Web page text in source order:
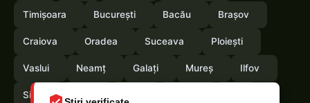
Timișoara București Bacău Brașov
Craiova Oradea Suceava Ploiești
Vaslui Neamț Galați Mureș Ilfov
Sibiu